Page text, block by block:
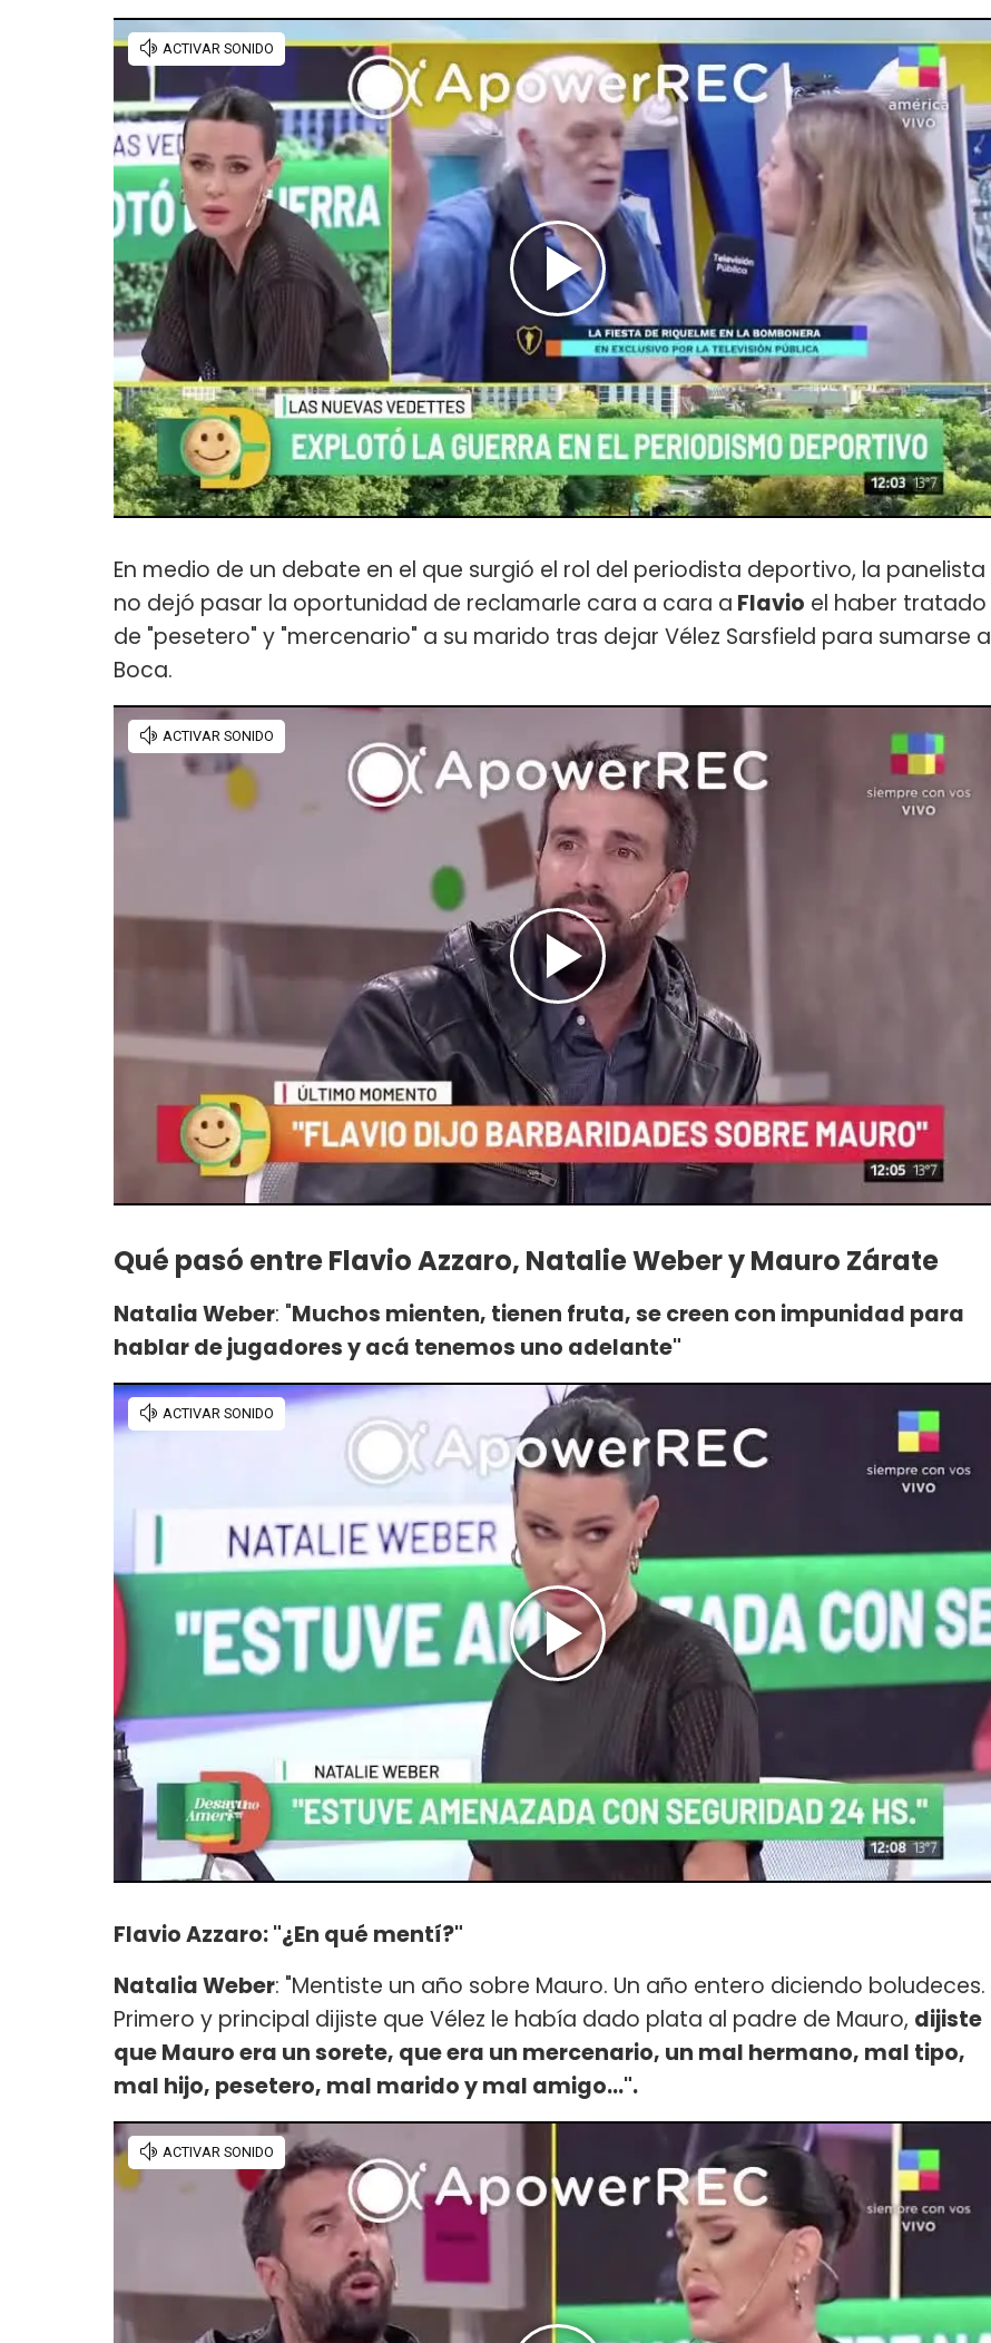
En medio de un debate en el que surgió el rol del periodista deportivo, la panelista
no dejó pasar la oportunidad de reclamarle cara a cara a Flavio el haber tratado
de "pesetero" y "mercenario" a su marido tras dejar Vélez Sarsfield para sumarse a
Boca.
Qué pasó entre Flavio Azzaro, Natalie Weber y Mauro Zárate
Natalia Weber: "Muchos mienten, tienen fruta, se creen con impunidad para
hablar de jugadores y acá tenemos uno adelante"
Flavio Azzaro: "¿En qué mentí?"
Natalia Weber: "Mentiste un año sobre Mauro. Un año entero diciendo boludeces.
Primero y principal dijiste que Vélez le había dado plata al padre de Mauro, dijiste
que Mauro era un sorete, que era un mercenario, un mal hermano, mal tipo,
mal hijo, pesetero, mal marido y mal amigo...".